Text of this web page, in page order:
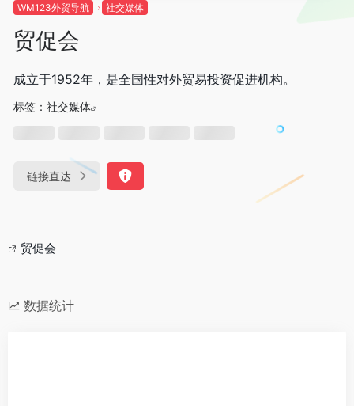
WM123外贸导航 社交媒体
贸促会
成立于1952年，是全国性对外贸易投资促进机构。
标签： 社交媒体
链接直达
贸促会
数据统计